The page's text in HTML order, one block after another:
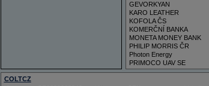
GEVORKYAN
KARO LEATHER
KOFOLA ČS
KOMERČNÍ BANKA
MONETA MONEY BANK
PHILIP MORRIS ČR
Photon Energy
PRIMOCO UAV SE
VIG
COLTCZ